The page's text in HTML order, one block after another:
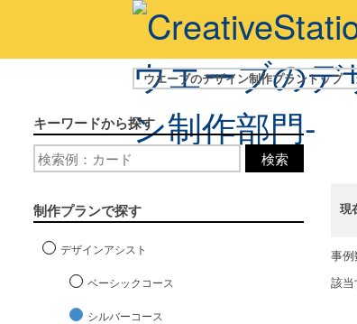
ウエーブのデザイン制作プラントップ
現
キーワードから探す
検索
制作プランで探す
デザインアシスト
ベーシックコース
シルバーコース
事
該